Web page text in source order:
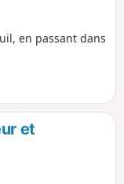
en passant dans
et